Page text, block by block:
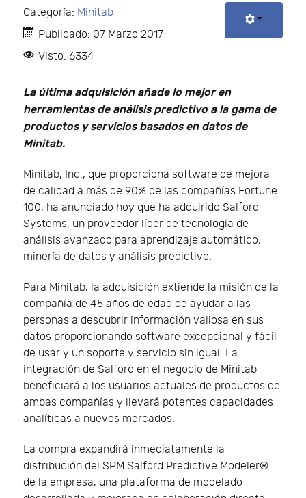
Categoría: Minitab
Publicado: 07 Marzo 2017
Visto: 6334
La última adquisición añade lo mejor en
herramientas de análisis predictivo a la gama de
productos y servicios basados en datos de
Minitab.
Minitab, Inc., que proporciona software de mejora
de calidad a más de 90% de las compañías Fortune
100, ha anunciado hoy que ha adquirido Salford
Systems, un proveedor líder de tecnología de
análisis avanzado para aprendizaje automático,
minería de datos y análisis predictivo.
Para Minitab, la adquisición extiende la misión de la
compañía de 45 años de edad de ayudar a las
personas a descubrir información valiosa en sus
datos proporcionando software excepcional y fácil
de usar y un soporte y servicio sin igual. La
integración de Salford en el negocio de Minitab
beneficiará a los usuarios actuales de productos de
ambas compañías y llevará potentes capacidades
analíticas a nuevos mercados.
La compra expandirá inmediatamente la
distribución del SPM Salford Predictive Modeler®
de la empresa, una plataforma de modelado